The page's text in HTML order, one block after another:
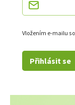
Vložením e-mailu
Přihlásit se